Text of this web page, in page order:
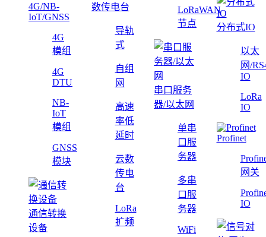
4G/NB-
IoT/GNSS
4G
模组
4G
DTU
NB-
IoT
模组
GNSS
模块
通信转换
设备
数传电台
导轨
式
自组
网
高速
率低
延时
云数
传电
台
LoRa
扩频
LoRaWAN
节点
串口服务
器/以太网
单串
口服
务器
多串
口服
务器
WiFi
分布式IO
以太
网/
IO
LoRa
IO
Profinet
网关
IO